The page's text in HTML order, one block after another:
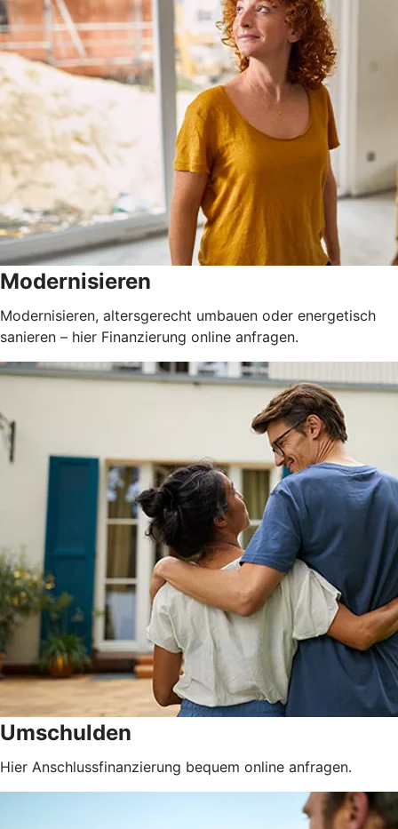
Modernisieren
Modernisieren, altersgerecht umbauen oder energetisch
sanieren – hier Finanzierung online anfragen.
Umschulden
Hier Anschlussfinanzierung bequem online anfragen.